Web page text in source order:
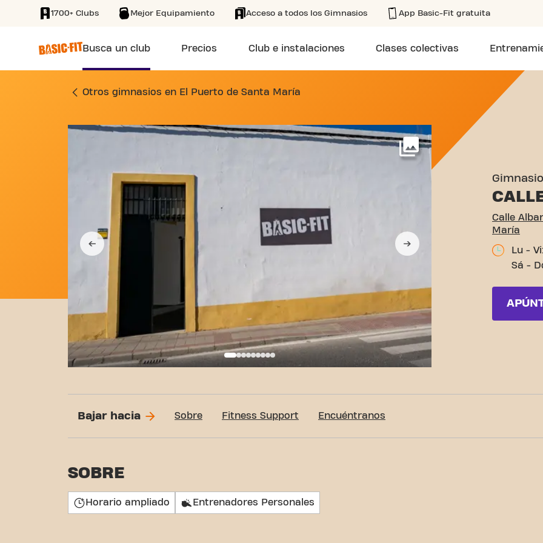
SKIP TO MAIN CONTENT
1700+ Clubs Mejor Equipamiento Acceso a todos los Gimnasios App Basic-Fit gratuita
Busca un club Precios Club e instalaciones Clases colectivas
GIMNASIO CALLE ALBAREDA 1 EL PUERTO DE
Otros gimnasios en El Puerto de Santa María
Más
Gimnasio
Calle
María
Lu -
Sá -
Bajar hacia Sobre Fitness Support Encuéntranos
SOBRE
Horario ampliado Entrenadores Personales